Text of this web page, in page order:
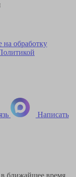
на обработку
Написать